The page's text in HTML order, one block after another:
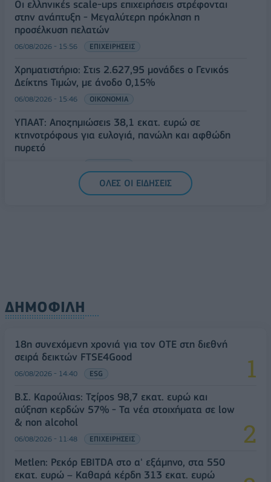
Οι ελληνικές scale-ups επιχειρήσεις στρέφονται
στην ανάπτυξη - Μεγαλύτερη πρόκληση η
προσέλκυση πελατών
06/08/2026 - 15:56 ΕΠΙΧΕΙΡΗΣΕΙΣ
Χρηματιστήριο: Στις 2.627,95 μονάδες ο Γενικός
Δείκτης Τιμών, με άνοδο 0,15%
06/08/2026 - 15:46 ΟΙΚΟΝΟΜΙΑ
ΥΠΑΑΤ: Αποζημιώσεις 38,1 εκατ. ευρώ σε
κτηνοτρόφους για ευλογιά, πανώλη και αφθώδη
πυρετό
ΟΛΕΣ ΟΙ ΕΙΔΗΣΕΙΣ
ΔΗΜΟΦΙΛΗ
18η συνεχόμενη χρονιά για τον ΟΤΕ στη διεθνή
σειρά δεικτών FTSE4Good
06/08/2026 - 14:40 ESG
Β.Σ. Καρούλιας: Τζίρος 98,7 εκατ. ευρώ και
αύξηση κερδών 57% - Τα νέα στοιχήματα σε low
& non alcohol
06/08/2026 - 11:48 ΕΠΙΧΕΙΡΗΣΕΙΣ
Metlen: Ρεκόρ EBITDA στο α' εξάμηνο, στα 550
εκατ. ευρώ – Καθαρά κέρδη 313 εκατ. ευρώ